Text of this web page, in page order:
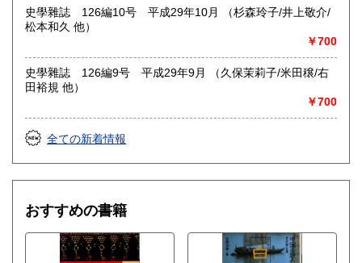
史學雜誌 126編10号 平成29年10月 （杉森玲子/井上敬介/
松本和久 他）
￥700
史學雜誌 126編9号 平成29年9月 （久保茉莉子/米田穣/右
田裕規 他）
￥700
全ての新着情報
おすすめの書籍